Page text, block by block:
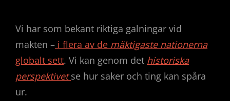
Vi har som bekant riktiga galningar vid
makten – i flera av de mäktigaste nationerna
globalt sett. Vi kan genom det historiska
perspektivetse hur saker och ting kan spåra
ur.